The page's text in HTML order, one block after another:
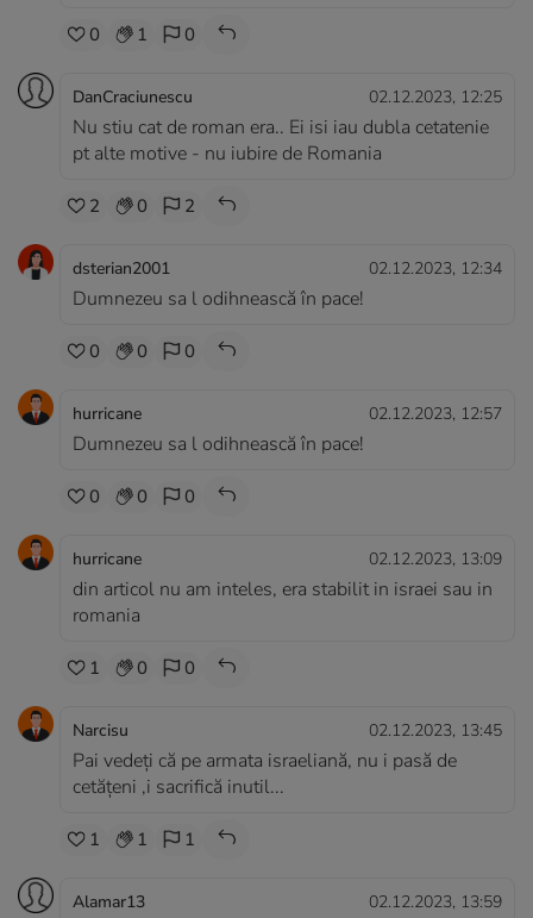
0 1 0
DanCraciunescu 02.12.2023, 12:25
Nu stiu cat de roman era.. Ei isi iau dubla cetatenie
pt alte motive - nu iubire de Romania
2 0 2
dsterian2001 02.12.2023, 12:34
Dumnezeu sa l odihnească în pace!
0 0 0
hurricane 02.12.2023, 12:57
Dumnezeu sa l odihnească în pace!
0 0 0
hurricane 02.12.2023, 13:09
din articol nu am inteles, era stabilit in israei sau in
romania
1 0 0
Narcisu 02.12.2023, 13:45
Pai vedeți că pe armata israeliană, nu i pasă de
cetățeni ,i sacrifică inutil...
1 1 1
Alamar13 02.12.2023, 13:59